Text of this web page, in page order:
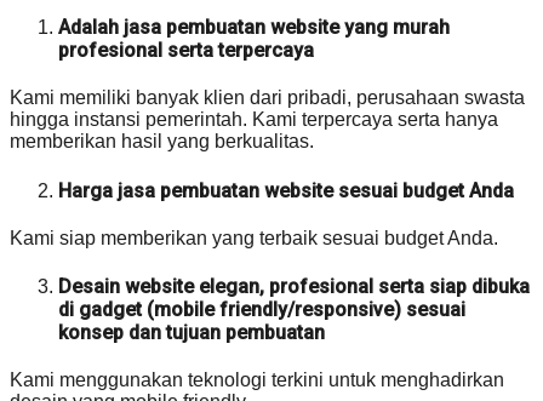
Adalah jasa pembuatan website yang murah
profesional serta terpercaya
Kami memiliki banyak klien dari pribadi, perusahaan swasta
hingga instansi pemerintah. Kami terpercaya serta hanya
memberikan hasil yang berkualitas.
Harga jasa pembuatan website sesuai budget Anda
Kami siap memberikan yang terbaik sesuai budget Anda.
Desain website elegan, profesional serta siap dibuka
di gadget (mobile friendly/responsive) sesuai
konsep dan tujuan pembuatan
Kami menggunakan teknologi terkini untuk menghadirkan